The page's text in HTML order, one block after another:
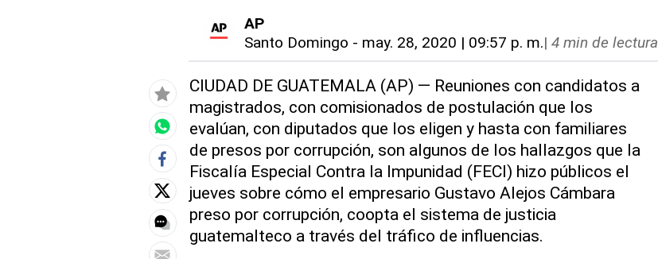
AP
Santo Domingo - may. 28, 2020 | 09:57 p. m.| 4 min de lectura
CIUDAD DE GUATEMALA (AP) — Reuniones con candidatos a
magistrados, con comisionados de postulación que los
evalúan, con diputados que los eligen y hasta con familiares
de presos por corrupción, son algunos de los hallazgos que la
Fiscalía Especial Contra la Impunidad (FECI) hizo públicos el
jueves sobre cómo el empresario Gustavo Alejos Cámbara
preso por corrupción, coopta el sistema de justicia
guatemalteco a través del tráfico de influencias.